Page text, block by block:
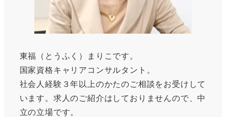
東福（とうふく）まりこです。
国家資格キャリアコンサルタント。
社会人経験３年以上のかたのご相談をお受けして
います。求人のご紹介はしておりませんので、中
立の立場です。